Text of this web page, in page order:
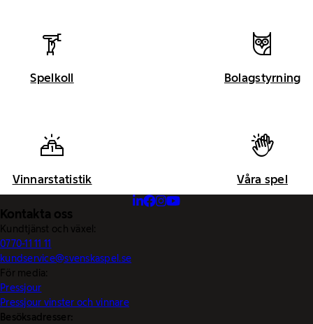
Spelkoll Bolagstyrning
Vinnarstatistik Våra spel
Kontakta oss
Kundtjänst och växel:
0770-11 11 11
kundservice@svenskaspel.se
För media:
Pressjour
Pressjour vinster och vinnare
Besöksadresser: